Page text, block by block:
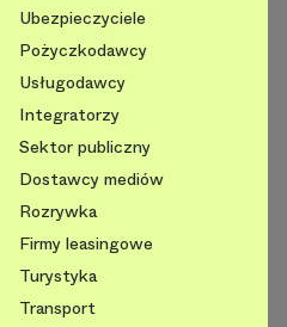
Ubezpieczyciele
Pożyczkodawcy
Usługodawcy
Integratorzy
Sektor publiczny
Dostawcy mediów
Rozrywka
Firmy leasingowe
Turystyka
Transport